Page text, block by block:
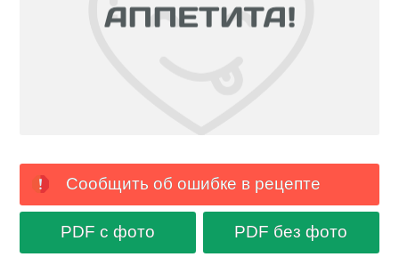
Сообщить об ошибке в рецепте
PDF с фото PDF без фото